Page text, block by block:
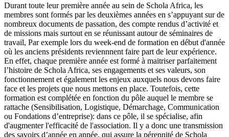
Durant toute leur première année au sein de Schola Africa, les
membres sont formés par les deuxièmes années en s’appuyant sur de
nombreux documents de passation, des compte rendus d’activité et
de missions mais surtout en se réunissant autour de séminaires de
travail, Par exemple lors du week-end de formation en début d'année
où les anciens présidents reviennnent faire part de leur expérience.
En effet, chaque première année est formé à maitriser parfaitement
l’histoire de Schola Africa, ses engagements et ses valeurs, son
fonctionnement et également les enjeux auxquels nous devons faire
face et les projets que nous mettons en place. Toutefois, cette
formation est complétée en fonction du pôle auquel le membre se
rattache (Sensibilisation, Logistique, Démarchage, Communication
ou Fondations d’entreprise): dans ce pôle, il se spécialise, afin
d'augmenter l'efficacité de l'association. Il y a donc une transmission
des savoirs d’année en année, qui assure la pérennité de Schola